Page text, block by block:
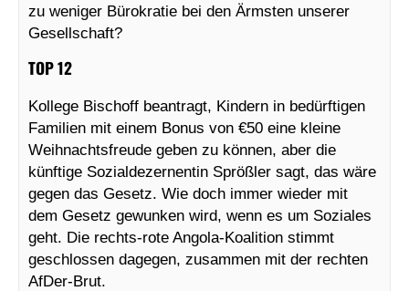
zu weniger Bürokratie bei den Ärmsten unserer
Gesellschaft?
TOP 12
Kollege Bischoff beantragt, Kindern in bedürftigen
Familien mit einem Bonus von €50 eine kleine
Weihnachtsfreude geben zu können, aber die
künftige Sozialdezernentin Sprößler sagt, das wäre
gegen das Gesetz. Wie doch immer wieder mit
dem Gesetz gewunken wird, wenn es um Soziales
geht. Die rechts-rote Angola-Koalition stimmt
geschlossen dagegen, zusammen mit der rechten
AfDer-Brut.